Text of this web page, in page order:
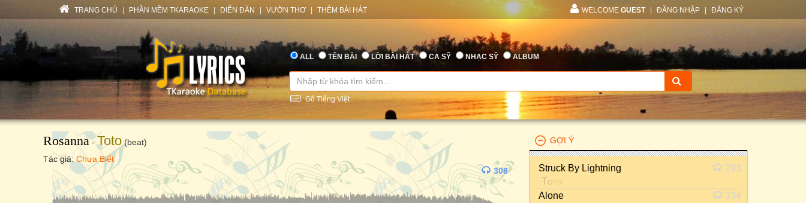
TRANG CHỦ PHẦN MỀM TKARAOKE DIỄN ĐÀN VƯỜN THƠ THÊM BÀI HÁT WELCOME GUEST ĐĂNG NHẬP ĐĂNG KÝ
ALL TÊN BÀI LỜI BÀI HÁT CA SỸ NHẠC SỸ ALBUM
Gõ Tiếng Việt
Rosanna-Toto(beat)
Tác giả: Chưa Biết
308
GỢI Ý
Struck By Lightning
Toto
293
Alone
334